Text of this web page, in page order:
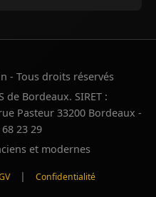
- Tous droits réservés
de Bordeaux. SIRET :
Pasteur 33200 Bordeaux -
23 29
et modernes
| Confidentialité